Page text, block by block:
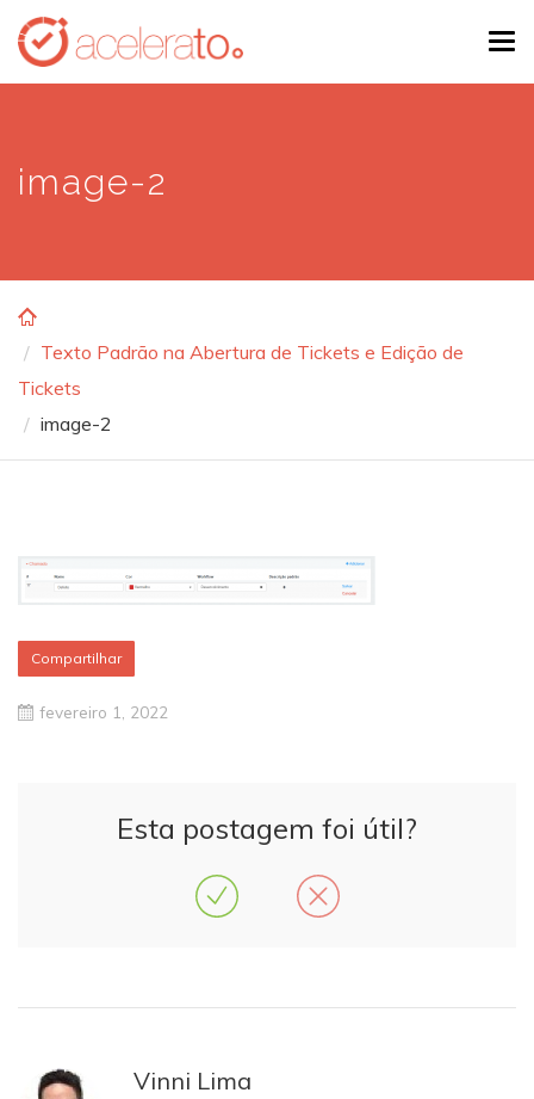
Skip
main
image-2
Texto Padrão na Abertura de Tickets e Edição de
Tickets
image-2
Compartilhar
fevereiro 1, 2022
Esta postagem foi útil?
Vinni Lima